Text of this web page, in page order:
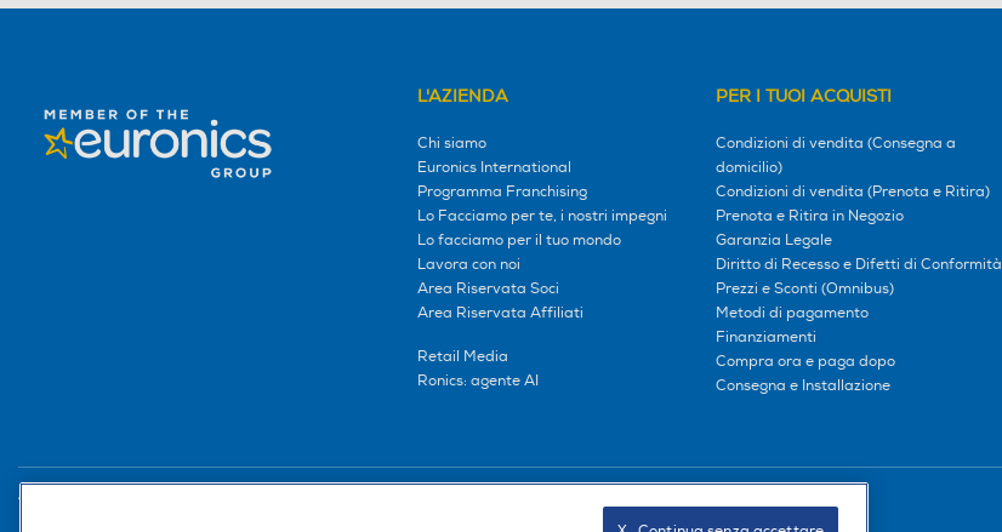
L'AZIENDA
Chi siamo
Euronics International
Programma Franchising
Lo Facciamo per te, i nostri impegni
Lo facciamo per il tuo mondo
Lavora con noi
Area Riservata Soci
Area Riservata Affiliati
Retail Media
Ronics: agente AI
PER I TUOI ACQUISTI
Condizioni di vendita (Consegna a
domicilio)
Condizioni di vendita (Prenota e Ritira)
Prenota e Ritira in Negozio
Garanzia Legale
Diritto di Recesso e Difetti di Conformità
Prezzi e Sconti (Omnibus)
Metodi di pagamento
Finanziamenti
Compra ora e paga dopo
Consegna e Installazione
Trova negozio Seguici sui social